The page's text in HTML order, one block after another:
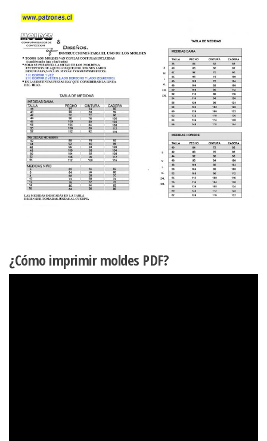
¿Cómo imprimir moldes PDF?